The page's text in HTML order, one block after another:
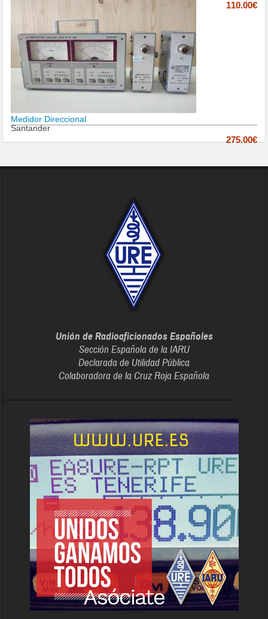
110.00€
Medidor Direccional
Santander
275.00€
Unión de Radioaficionados Españoles
Sección Española de la IARU
Declarada de Utilidad Pública
Colaboradora de la Cruz Roja Española